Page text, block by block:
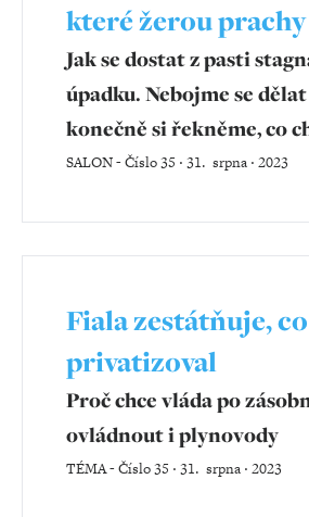
které žerou prachy
Jak se dostat z pasti
úpadku. Nebojme se
konečně si řekněme, co
SALON-Číslo 35 ‧ 31. srpna ‧ 2023
Fiala zestátňuje,
privatizoval
Proč chce vláda po
ovládnout i plynovody
TÉMA-Číslo 35 ‧ 31. srpna ‧ 2023